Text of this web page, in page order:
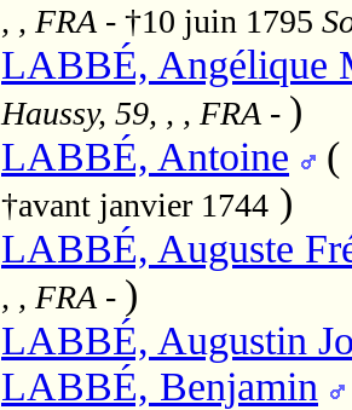
, , FRA - †10 juin 1795
LABBÉ, Angélique
Haussy, 59, , , FRA - )
LABBÉ, Antoine
(
†avant janvier 1744 )
LABBÉ, Auguste
, , FRA - )
LABBÉ, Augustin
LABBÉ, Benjamin